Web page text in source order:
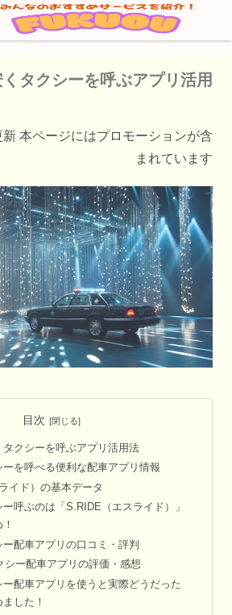
アプリ
タクシーを呼ぶアプリ活用
本ページにはプロモーションが含
まれています
目次
タクシーを呼ぶアプリ活用法
を呼べる便利な配車アプリ情報
イド）の基本データ
呼ぶのは「S.RIDE（エスライド）」
配車アプリの口コミ・評判
シー配車アプリの評価・感想
ー配車アプリを使うと実際どうだった
した！